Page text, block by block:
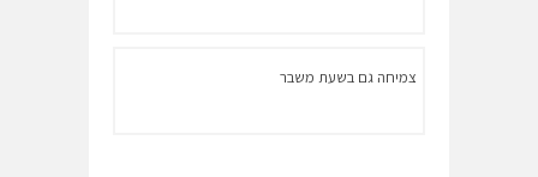
צמיחה גם בשעת משבר